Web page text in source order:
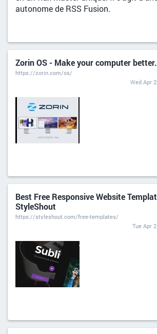
autonome de RSS Fusion.
Zorin OS - Make your computer better.
https://zorin.com/os/
Wed Apr
Best Free Responsive Website
StyleShout
https://styleshout.com/free-templates/
Tue Apr